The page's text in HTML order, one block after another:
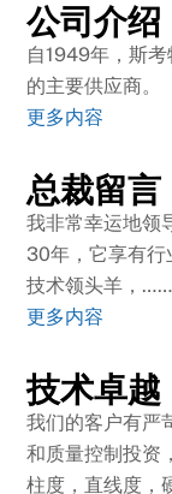
公司介绍
自1949年，斯
的主要供应商。
更多内容
总裁留言
我非常幸运地领
30年，它享有行
技术领头羊，……
更多内容
技术卓越
我们的客户有严
和质量控制投资
柱度，直线度，